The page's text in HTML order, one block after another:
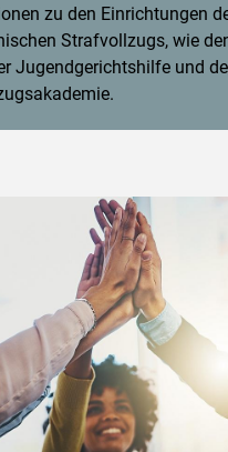
zu den Einrichtungen
Strafvollzugs, wie
Jugendgerichtshilfe und